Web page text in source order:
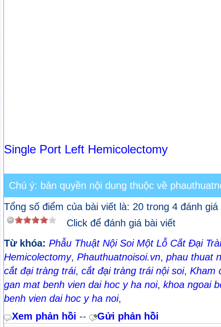
Single Port Left Hemicolectomy
Chú ý: bản quyền nội dung thuộc về
Tổng số điểm của bài viết là: 20 trong 4 đánh giá
Click để đánh giá bài viết
Từ khóa: Phẫu Thuật Nội Soi Một Lỗ Cắt Đại
Hemicolectomy, Phauthuatnoisoi.vn, phau thuat
cắt đại tràng trái, cắt đại tràng trái nội soi, Kham
gan mat benh vien dai hoc y ha noi, khoa ngoai
benh vien dai hoc y ha noi,
Xem phản hồi --
Gửi phản hồi